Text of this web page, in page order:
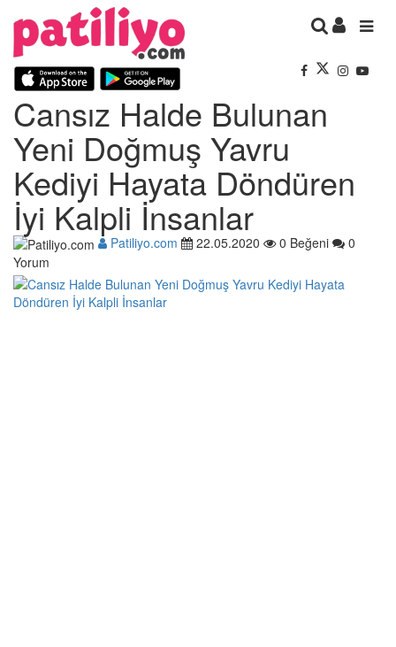
Cansız Halde Bulunan
Yeni Doğmuş Yavru
Kediyi Hayata Döndüren
İyi Kalpli İnsanlar
Patiliyo.com 22.05.2020 0 Beğeni
0
Yorum